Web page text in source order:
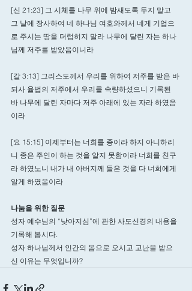
[신 21:23] 그 시체를 나무 위에 밤새도록 두지 말고
그 날에 장사하여 네 하나님 여호와께서 네게 기업으
로 주시는 땅을 더럽히지 말라 나무에 달린 자는 하나
님께 저주를 받았음이니라
[갈 3:13] 그리스도께서 우리를 위하여 저주를 받은 바
되사 율법의 저주에서 우리를 속량하셨으니 기록된
바 나무에 달린 자마다 저주 아래에 있는 자라 하였음
이라
[요 15:15] 이제부터는 너희를 종이라 하지 아니하리
니 종은 주인이 하는 것을 알지 못함이라 너희를 친구
라 하였노니 내가 내 아버지께 들은 것을 다 너희에게
알게 하였음이라
나눔을 위한 질문
성자 예수님의 “낮아지심”에 관한 사도신경의 내용을
기록해 봅시다.
성자 하나님께서 인간의 몸으로 오시고 고난을 받으
신 이유는 무엇입니까?